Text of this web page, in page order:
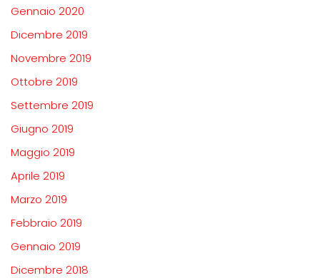
Gennaio 2020
Dicembre 2019
Novembre 2019
Ottobre 2019
Settembre 2019
Giugno 2019
Maggio 2019
Aprile 2019
Marzo 2019
Febbraio 2019
Gennaio 2019
Dicembre 2018